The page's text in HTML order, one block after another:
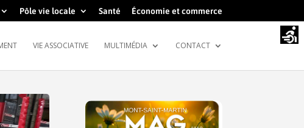
Pôle vie locale Santé Économie et commerce
VIE ASSOCIATIVE MULTIMÉDIA CONTACT